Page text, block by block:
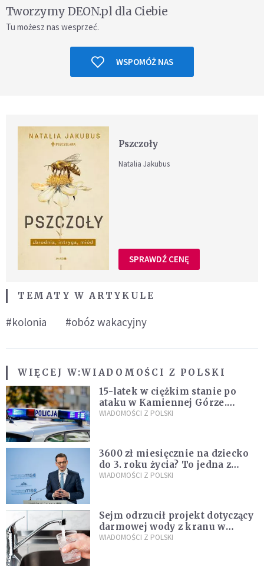
Tworzymy DEON.pl dla Ciebie
Tu możesz nas wesprzeć.
WSPOMÓŻ NAS
Pszczoły
Natalia Jakubus
SPRAWDŹ CENĘ
TEMATY W ARTYKULE
#kolonia #obóz wakacyjny
WIĘCEJ W:WIADOMOŚCI Z POLSKI
15-latek w ciężkim stanie po
ataku w Kamiennej Górze.
Policja zatrzymała dwóch
WIADOMOŚCI Z POLSKI
3600 zł miesięcznie na dziecko
do 3. roku życia? To jedna z
propozycji programu "Rozwój
WIADOMOŚCI Z POLSKI
Sejm odrzucił projekt dotyczący
darmowej wody z kranu w
restauracjach
WIADOMOŚCI Z POLSKI